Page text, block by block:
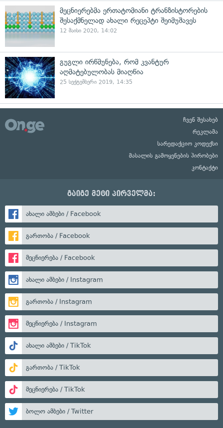
მეცნიერებმა ერთატომიანი ტრანზისტორების
შესაქმნელად ახალი რეცეპტი შეიმუშავეს
12 მაისი 2020, 14:02
გუგლი ირწმუნება, რომ კვანტურ
აღმატებულობას მიაღწია
25 სექტემბერი 2019, 14:35
ჩვენ შესახებ
რეკლამა
სარედაქციო კოდექსი
მასალის გამოყენების პირობები
კონტაქტი
გაიგე მეტი პირველმა:
ახალი ამბები / Facebook
გართობა / Facebook
მეცნიერება / Facebook
ახალი ამბები / Instagram
გართობა / Instagram
მეცნიერება / Instagram
ახალი ამბები / TikTok
გართობა / TikTok
მეცნიერება / TikTok
ბოლო ამბები / Twitter